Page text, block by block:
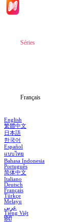
Séries
Français
English
繁體中文
日本語
한국어
Español
แบบไทย
Bahasa Indonesia
Português
简体中文
Italiano
Deutsch
Français
Türkçe
Melayu
عربي
Tiếng Việt
हिंदी